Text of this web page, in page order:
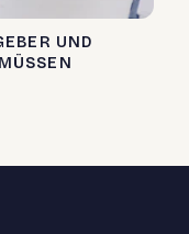
UND